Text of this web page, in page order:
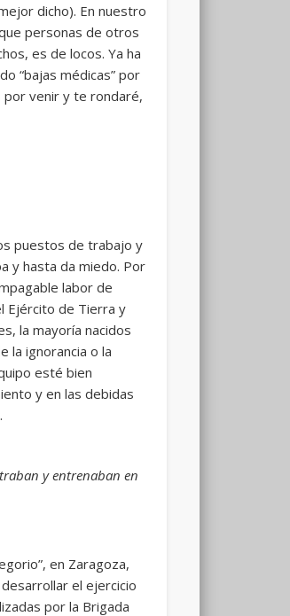
dicho). En nuestro
personas de otros
es de locos. Ya ha
“bajas médicas” por
por venir y te rondaré,
puestos de trabajo y
y hasta da miedo. Por
labor de
Ejército de Tierra y
la mayoría nacidos
la ignorancia o la
esté bien
y en las debidas
y entrenaban en
en Zaragoza,
el ejercicio
por la Brigada